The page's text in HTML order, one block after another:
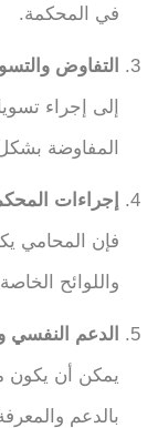
في المحكمة.
التفاوض
إلى إجراء
المفاوضة
إجراءات
فإن المحامي
واللوائح
الدعم النفسي
يمكن أن يكون
بالدعم